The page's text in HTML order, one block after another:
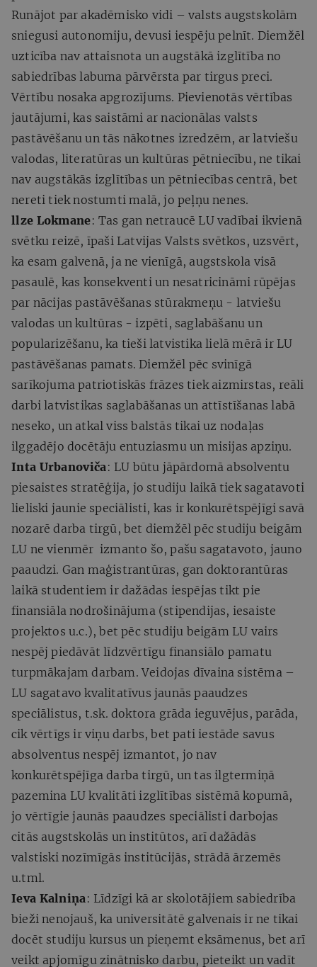
Runājot par akadēmisko vidi – valsts augstskolām
sniegusi autonomiju, devusi iespēju pelnīt. Diemžēl
uzticība nav attaisnota un augstākā izglītība no
sabiedrības labuma pārvērsta par tirgus preci.
Vērtību nosaka apgrozījums. Pievienotās vērtības
jautājumi, kas saistāmi ar nacionālas valsts
pastāvēšanu un tās nākotnes izredzēm, ar latviešu
valodas, literatūras un kultūras pētniecību, ne tikai
nav augstākās izglītības un pētniecības centrā, bet
nereti tiek nostumti malā, jo peļņu nenes.
llze Lokmane: Tas gan netraucē LU vadībai ikvienā
svētku reizē, īpaši Latvijas Valsts svētkos, uzsvērt,
ka esam galvenā, ja ne vienīgā, augstskola visā
pasaulē, kas konsekventi un nesatricināmi rūpējas
par nācijas pastāvēšanas stūrakmeņu - latviešu
valodas un kultūras - izpēti, saglabāšanu un
popularizēšanu, ka tieši latvistika lielā mērā ir LU
pastāvēšanas pamats. Diemžēl pēc svinīgā
sarīkojuma patriotiskās frāzes tiek aizmirstas, reāli
darbi latvistikas saglabāšanas un attīstīšanas labā
neseko, un atkal viss balstās tikai uz nodaļas
ilggadējo docētāju entuziasmu un misijas apziņu.
Inta Urbanoviča : LU būtu jāpārdomā absolventu
piesaistes stratēģija, jo studiju laikā tiek sagatavoti
lieliski jaunie speciālisti, kas ir konkurētspējīgi savā
nozarē darba tirgū, bet diemžēl pēc studiju beigām
LU ne vienmēr izmanto šo, pašu sagatavoto, jauno
paaudzi. Gan maģistrantūras, gan doktorantūras
laikā studentiem ir dažādas iespējas tikt pie
finansiāla nodrošinājuma (stipendijas, iesaiste
projektos u.c.), bet pēc studiju beigām LU vairs
nespēj piedāvāt līdzvērtīgu finansiālo pamatu
turpmākajam darbam. Veidojas dīvaina sistēma –
LU sagatavo kvalitatīvus jaunās paaudzes
speciālistus, t.sk. doktora grāda ieguvējus, parāda,
cik vērtīgs ir viņu darbs, bet pati iestāde savus
absolventus nespēj izmantot, jo nav
konkurētspējīga darba tirgū, un tas ilgtermiņā
pazemina LU kvalitāti izglītības sistēmā kopumā,
jo vērtīgie jaunās paaudzes speciālisti darbojas
citās augstskolās un institūtos, arī dažādās
valstiski nozīmīgās institūcijās, strādā ārzemēs
u.tml.
Ieva Kalniņa : Līdzīgi kā ar skolotājiem sabiedrība
bieži nenojauš, ka universitātē galvenais ir ne tikai
docēt studiju kursus un pieņemt eksāmenus, bet arī
veikt apjomīgu zinātnisko darbu, pieteikt un vadīt